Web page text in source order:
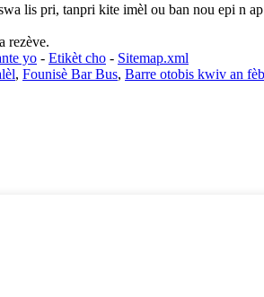
lis pri, tanpri kite imèl ou ban nou epi n
rezève.
yo - Etikèt cho - Sitemap.xml
, Founisè Bar Bus, Barre otobis kwiv an